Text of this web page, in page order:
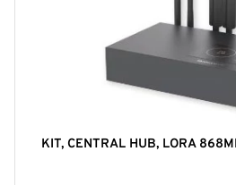
KIT, CENTRAL HUB, LORA